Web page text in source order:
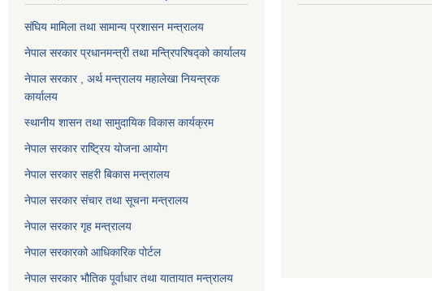
संघिय मामिला तथा सामान्य प्रशासन मन्त्रालय
नेपाल सरकार प्रधानमन्त्री तथा मन्त्रिपरिषद्को कार्यालय
नेपाल सरकार , अर्थ मन्त्रालय महालेखा नियन्त्रक
कार्यालय
स्थानीय शासन तथा सामुदायिक विकास कार्यक्रम
नेपाल सरकार राष्ट्रिय योजना आयोग
नेपाल सरकार सहरी बिकास मन्त्रालय
नेपाल सरकार संचार तथा सूचना मन्त्रालय
नेपाल सरकार गृह मन्त्रालय
नेपाल सरकारको आधिकारिक पोर्टल
नेपाल सरकार भौतिक पूर्वाधार तथा यातायात मन्त्रालय